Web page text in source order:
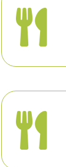

